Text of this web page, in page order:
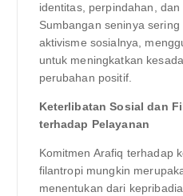
identitas, perpindahan, dan
Sumbangan seninya
aktivisme sosialnya,
untuk meningkatkan
perubahan positif.
Keterlibatan Sosial dan
terhadap Pelayanan
Komitmen Arafiq terhadap
filantropi mungkin
menentukan dari